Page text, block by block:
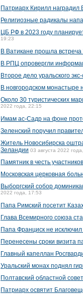
Патриарх Кирилл
Религиозные радикалы
ЦБ РФ в 2023 году
19:23
В Ватикане прошла
В РПЦ опровергли
Второе дело уральского
В новгородском
Около 30 туристических
2022 года, 22:15
Имам ас-Садр на фоне
Зеленский поручил
Житель Новосибирска
Зеландии 03 августа 2022
Памятник в честь
Московская церковная
Выборгский собор
2022 года, 17:53
Папа Римский посетит
Глава Всемирного союза
Папа Франциск не
Перенесены сроки визита
Главный капеллан
Уральский монах поднял
Полтавский областной
Патриарх освятит